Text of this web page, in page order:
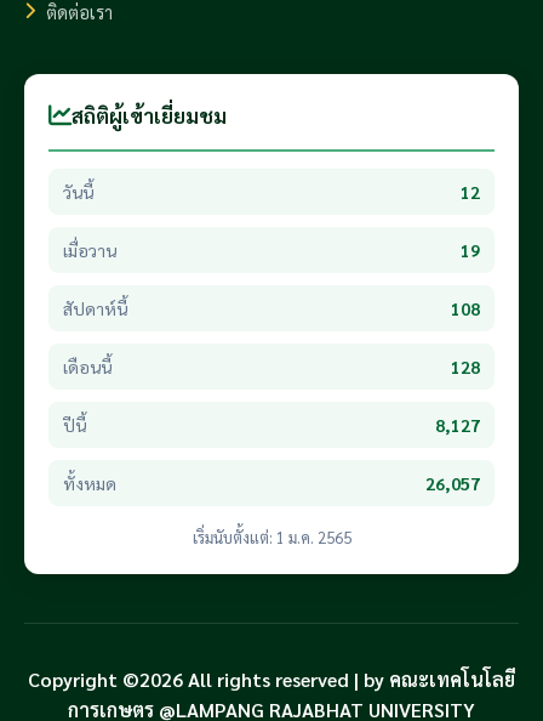
ติดต่อเรา
สถิติผู้เข้าเยี่ยมชม
วันนี้ 12
เมื่อวาน 19
สัปดาห์นี้ 108
เดือนนี้ 128
ปีนี้ 8,127
ทั้งหมด 26,057
เริ่มนับตั้งแต่: 1 ม.ค. 2565
Copyright ©2026 All rights reserved | by คณะเทคโนโลยี
การเกษตร @LAMPANG RAJABHAT UNIVERSITY